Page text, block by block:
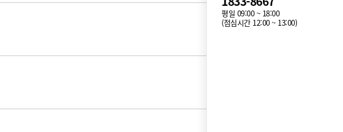
평일 09:00 ~ 18:00
(점심시간 12:00 ~ 13:00)